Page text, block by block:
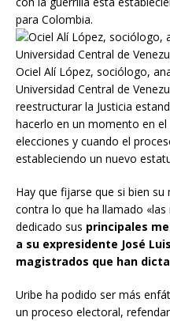
para Colombia.
Ociel Alí López, sociólogo,
Universidad Central de
reestructurar la Justicia
hacerlo en un momento en
elecciones y cuando el
estableciendo un nuevo
Hay que fijarse que si bien
contra lo que ha llamado «las
dedicado sus principales
a su expresidente José
magistrados que han
Uribe ha podido ser más
un proceso electoral,